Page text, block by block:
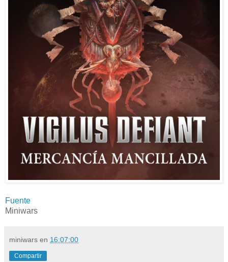
Fuente
Miniwars
miniwars en 16:07:00
Compartir